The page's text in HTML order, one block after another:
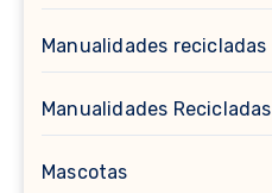
Manualidades recicladas
Manualidades Recicladas
Mascotas